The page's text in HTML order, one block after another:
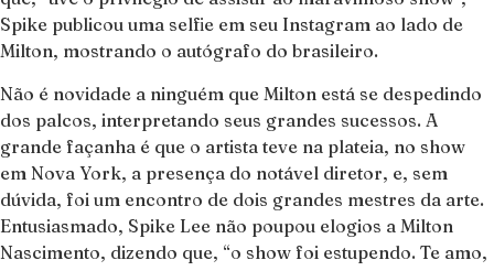
Spike publicou uma selfie em seu Instagram ao lado de
Milton, mostrando o autógrafo do brasileiro.
Não é novidade a ninguém que Milton está se despedindo
dos palcos, interpretando seus grandes sucessos. A
grande façanha é que o artista teve na plateia, no show
em Nova York, a presença do notável diretor, e, sem
dúvida, foi um encontro de dois grandes mestres da arte.
Entusiasmado, Spike Lee não poupou elogios a Milton
Nascimento, dizendo que, “o show foi estupendo. Te amo,